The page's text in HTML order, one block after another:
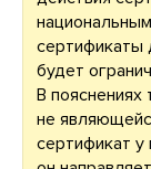
сертификаты
будет
В пояснениях
не
сертификат у